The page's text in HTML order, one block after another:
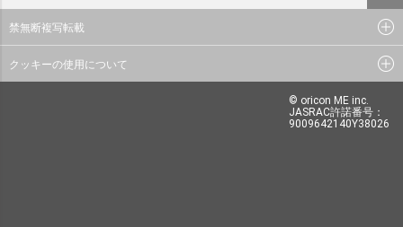
禁無断複写転載
クッキーの使用について
© oricon ME inc.
JASRAC許諾番号：
9009642140Y38026